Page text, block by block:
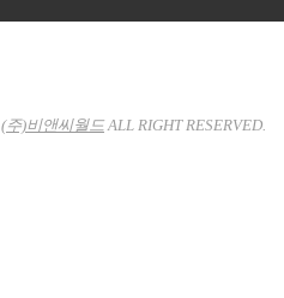
(주)비앤씨월드ALL RIGHT RESERVED.